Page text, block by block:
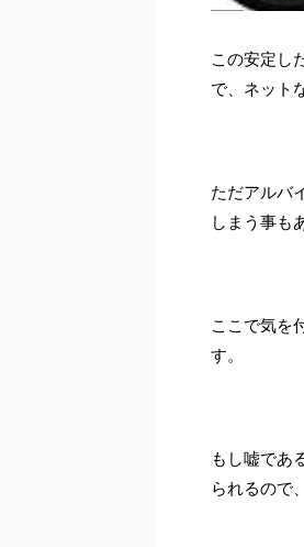
この安定し
で、ネット
ただアルバ
しまう事も
ここで気を
す。
もし嘘であ
られるので